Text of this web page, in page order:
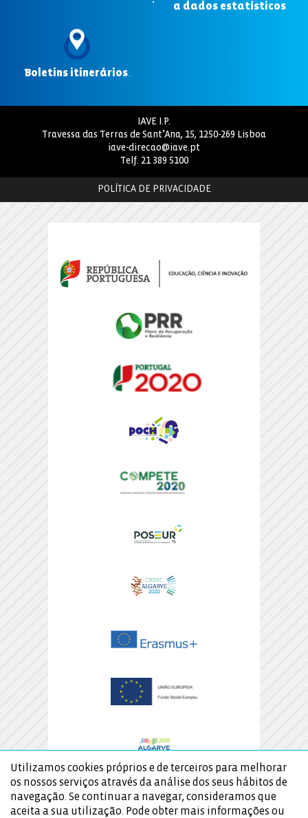
a dados estatísticos
Boletins itinerários.
IAVE I.P.
Travessa das Terras de Sant’Ana, 15, 1250-269 Lisboa
iave-direcao@iave.pt
Telf. 21 389 5100
POLÍTICA DE PRIVACIDADE
Utilizamos cookies próprios e de terceiros para melhorar
os nossos serviços através da análise dos seus hábitos de
navegação. Se continuar a navegar, consideramos que
aceita a sua utilização. Pode obter mais informações ou